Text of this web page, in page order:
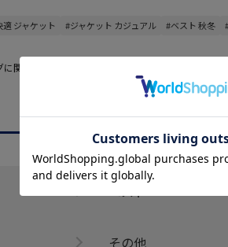
適 ジャケット #ジャケット カジュアル #ベスト 秋冬
関連した商品が表示されます。
ベスト
その他